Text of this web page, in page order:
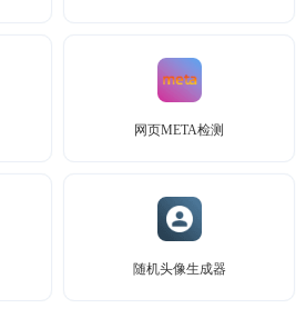
网页META检测
随机头像生成器